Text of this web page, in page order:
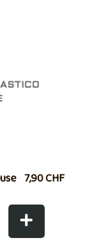
7,90 CHF